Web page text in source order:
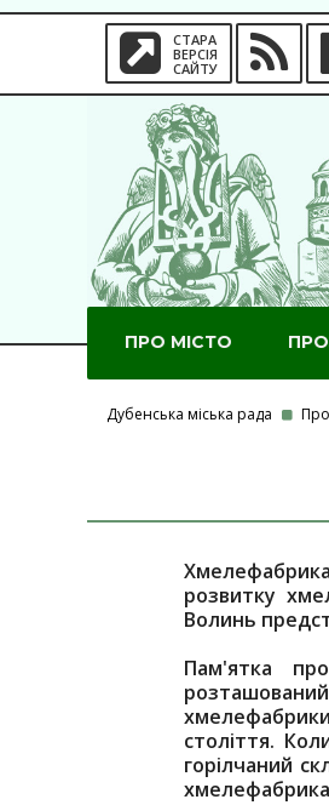
СТАРА
ВЕРСІЯ
САЙТУ
ПРО МІСТО
Дубенська міська рада
розвитку
Волинь
Пам'ятка
століття.
горілчаний